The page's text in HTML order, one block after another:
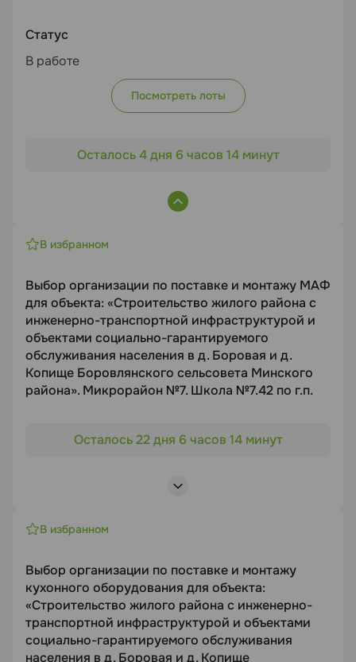
Статус
В работе
Посмотреть лоты
Осталось 4 дня 6 часов 14 минут
Выбор организации по поставке и монтажу МАФ
для объекта: «Строительство жилого района с
инженерно-транспортной инфраструктурой и
объектами социально-гарантируемого
обслуживания населения в д. Боровая и д.
Копище Боровлянского сельсовета Минского
района». Микрорайон №7. Школа №7.42 по г.п.
«Строительство жилого района с инженерно-
социально-гарантируемого обслуживания
Боровлянского сельсовета Минского района».
Предмет торгов
МАФ для школы 7.42 НБ
Срок подачи
01.09.2026
В избранном
Осталось 22 дня 6 часов 14 минут
Выбор организации по поставке и монтажу
кухонного оборудования для объекта:
«Строительство жилого района с инженерно-
транспортной инфраструктурой и объектами
социально-гарантируемого обслуживания
населения в д. Боровая и д. Копище
В избранном